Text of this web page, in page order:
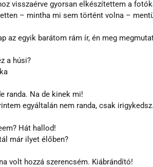
visszaérve gyorsan elkészítettem a
– mintha mi sem történt volna –
az egyik barátom rám ír, én meg
a húsi?
randa. Na de kinek mi!
egyáltalán nem randa, csak irigykedsz.
Hát hallod!
már ilyet élőben?
volt hozzá szerencsém. Kiábrándító!